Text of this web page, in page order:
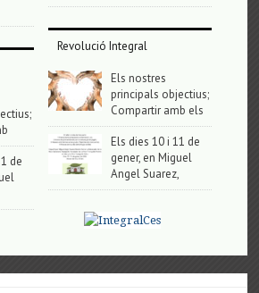
de
Revolució Integral
Els nostres
principals objectius;
Compartir amb els
Els dies 10 i 11 de
gener, en Miguel
Angel Suarez,